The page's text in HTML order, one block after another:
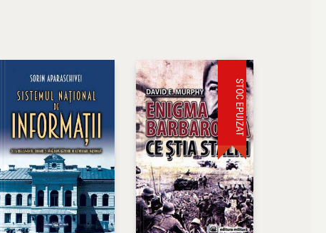
STOC EPUIZAT